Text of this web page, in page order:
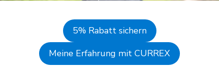
5% Rabatt sichern
Meine Erfahrung mit CURREX